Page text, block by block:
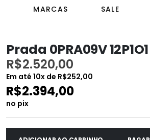
MARCAS SALE
Prada 0PRA09V 12P1O1
R$2.520,00
Em até 10x de R$252,00
R$2.394,00
no pix